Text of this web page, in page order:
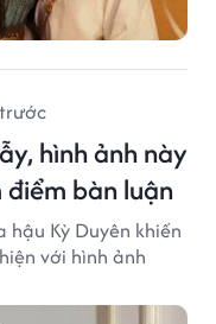
hình ảnh này
bàn luận
hậu Kỳ Duyên khiến
với hình ảnh